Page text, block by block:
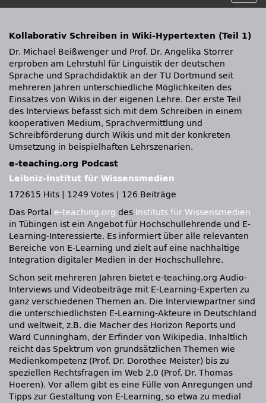
Kollaborativ Schreiben in Wiki-Hypertexten (Teil 1)
Dr. Michael Beißwenger und Prof. Dr. Angelika Storrer
erproben am Lehrstuhl für Linguistik der deutschen
Sprache und Sprachdidaktik an der TU Dortmund seit
mehreren Jahren unterschiedliche Möglichkeiten des
Einsatzes von Wikis in der eigenen Lehre. Der erste Teil
des Interviews befasst sich mit dem Schreiben in einem
kooperativen Medium, Sprachvermittlung und
Schreibförderung durch Wikis und mit der konkreten
Umsetzung in beispielhaften Lehrszenarien.
e-teaching.org Podcast
Leibniz-Institut für Wissensmedien
172615 Hits
1249 Votes
126 Beiträge
Das Portal e-teaching.org des Instituts für Wissensmedien
in Tübingen ist ein Angebot für Hochschullehrende und E-
Learning-Interessierte. Es informiert über alle relevanten
Bereiche von E-Learning und zielt auf eine nachhaltige
Integration digitaler Medien in der Hochschullehre.
Schon seit mehreren Jahren bietet e-teaching.org Audio-
Interviews und Videobeiträge mit E-Learning-Experten zu
ganz verschiedenen Themen an. Die Interviewpartner sind
die unterschiedlichsten E-Learning-Akteure in Deutschland
und weltweit, z.B. die Macher des Horizon Reports und
Ward Cunningham, der Erfinder von Wikipedia. Inhaltlich
reicht das Spektrum von grundsätzlichen Themen wie
Medienkompetenz (Prof. Dr. Dorothee Meister) bis zu
speziellen Rechtsfragen im Web 2.0 (Prof. Dr. Thomas
Hoeren). Vor allem gibt es eine Fülle von Anregungen und
Tipps zur Gestaltung von E-Learning, so etwa zu medial